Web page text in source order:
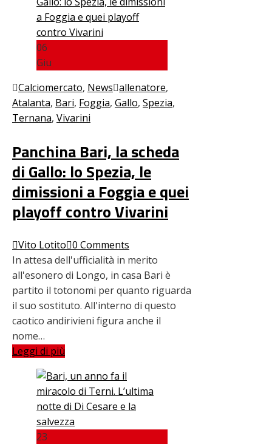
06
Giu
Calciomercato, News allenatore,
Atalanta, Bari, Foggia, Gallo, Spezia,
Ternana, Vivarini
Panchina Bari, la scheda
di Gallo: lo Spezia, le
dimissioni a Foggia e quei
playoff contro Vivarini
Vito Lotito 0 Comments
In attesa dell'ufficialità in merito
all'esonero di Longo, in casa Bari è
partito il totonomi per quanto riguarda
il suo sostituto. All'interno di questo
caotico andirivieni figura anche il
nome…
Leggi di più
23